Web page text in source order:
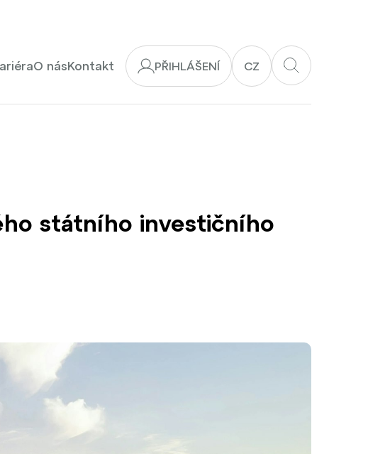
PŘIHLÁŠENÍ CZ
O násKontakt
státního investičního